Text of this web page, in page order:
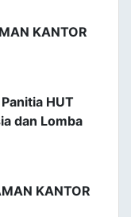
KANTOR
HUT
dan Lomba
KANTOR